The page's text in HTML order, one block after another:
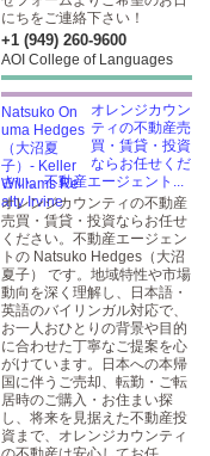
にちをご連絡下さい！
+1 (949) 260-9600
AOI College of Languages
オレンジカウン
ティの不動産売
買・賃貸・投資
ならお任せくだ
さい。不動産エージェント...
オレンジカウンティの不動産
売買・賃貸・投資ならお任せ
ください。不動産エージェン
トの Natsuko Hedges（大沼
夏子） です。地域特性や市場
動向を深く理解し、日本語・
英語のバイリンガル対応で、
お一人おひとりの背景や目的
に合わせた丁寧なご提案を心
がけています。日本への本帰
国に伴うご売却、転勤・ご転
居時のご購入・お住まい探
し、将来を見据えた不動産投
資まで、オレンジカウンティ